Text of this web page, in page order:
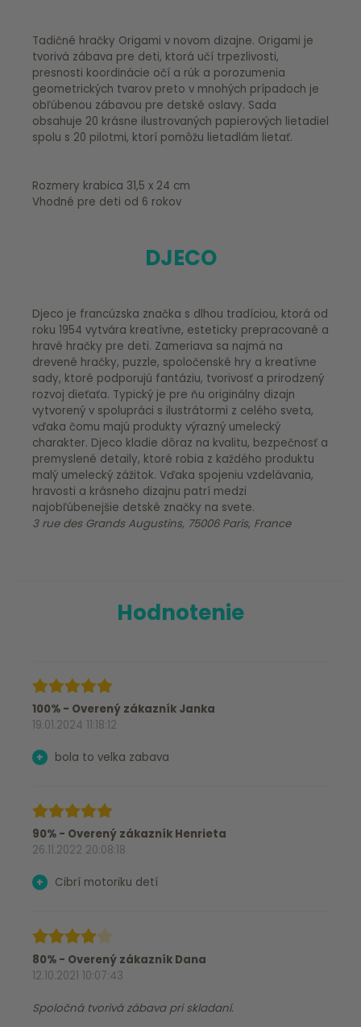
Tadičné hračky Origami v novom dizajne. Origami je
tvorivá zábava pre deti, ktorá učí trpezlivosti,
presnosti koordinácie očí a rúk a porozumenia
geometrických tvarov preto v mnohých prípadoch je
obľúbenou zábavou pre detské oslavy. Sada
obsahuje 20 krásne ilustrovaných papierových lietadiel
spolu s 20 pilotmi, ktorí pomôžu lietadlám lietať.
Rozmery krabica 31,5 x 24 cm
Vhodné pre deti od 6 rokov
DJECO
Djeco je francúzska značka s dlhou tradíciou, ktorá od
roku 1954 vytvára kreatívne, esteticky prepracované a
hravé hračky pre deti. Zameriava sa najmä na
drevené hračky, puzzle, spoločenské hry a kreatívne
sady, ktoré podporujú fantáziu, tvorivosť a prirodzený
rozvoj dieťaťa. Typický je pre ňu originálny dizajn
vytvorený v spolupráci s ilustrátormi z celého sveta,
vďaka čomu majú produkty výrazný umelecký
charakter. Djeco kladie dôraz na kvalitu, bezpečnosť a
premyslené detaily, ktoré robia z každého produktu
malý umelecký zážitok. Vďaka spojeniu vzdelávania,
hravosti a krásneho dizajnu patrí medzi
najobľúbenejšie detské značky na svete.
3 rue des Grands Augustins, 75006 Paris, France
Hodnotenie
100% - Overený zákazník Janka
19.01.2024 11:18:12
+ bola to velka zabava
90% - Overený zákazník Henrieta
26.11.2022 20:08:18
+ Cibrí motoriku detí
80% - Overený zákazník Dana
12.10.2021 10:07:43
Spoločná tvorivá zábava pri skladaní.